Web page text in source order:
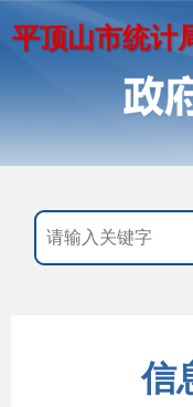
平顶山市统计
信